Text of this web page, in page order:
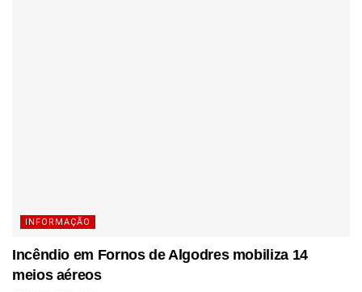
INFORMAÇÃO
Incêndio em Fornos de Algodres mobiliza 14
meios aéreos